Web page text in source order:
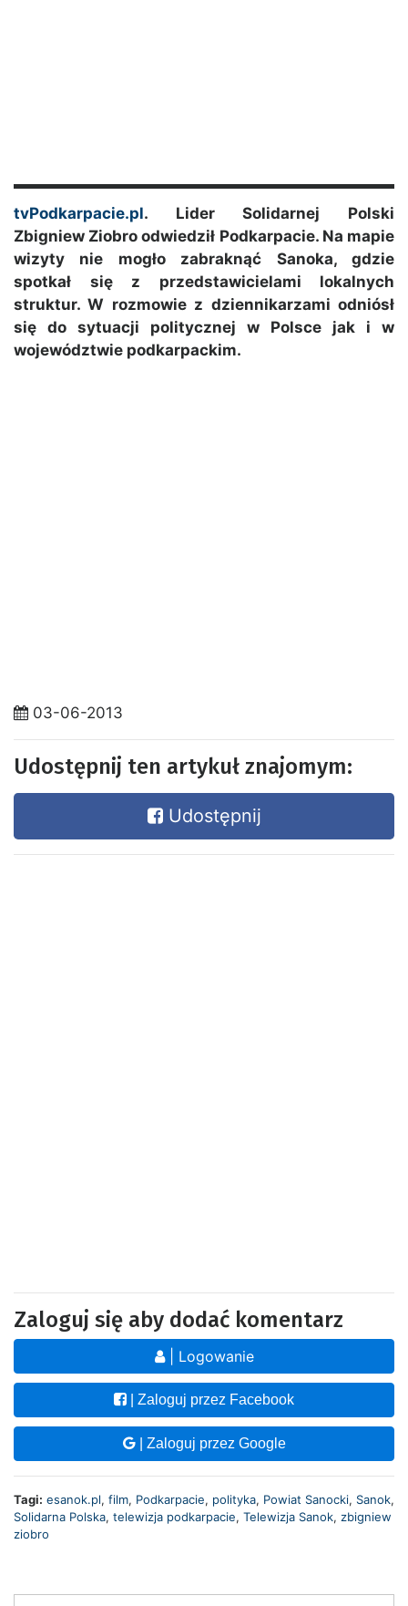
tvPodkarpacie.pl. Lider Solidarnej Polski
Zbigniew Ziobro odwiedził Podkarpacie. Na mapie
wizyty nie mogło zabraknąć Sanoka, gdzie
spotkał się z przedstawicielami lokalnych
struktur. W rozmowie z dziennikarzami odniósł
się do sytuacji politycznej w Polsce jak i w
województwie podkarpackim.
03-06-2013
Udostępnij ten artykuł znajomym:
Udostępnij
Zaloguj się aby dodać komentarz
| Logowanie
| Zaloguj przez Facebook
| Zaloguj przez Google
Tagi: esanok.pl, film, Podkarpacie, polityka, Powiat Sanocki, Sanok,
Solidarna Polska, telewizja podkarpacie, Telewizja Sanok, zbigniew
ziobro